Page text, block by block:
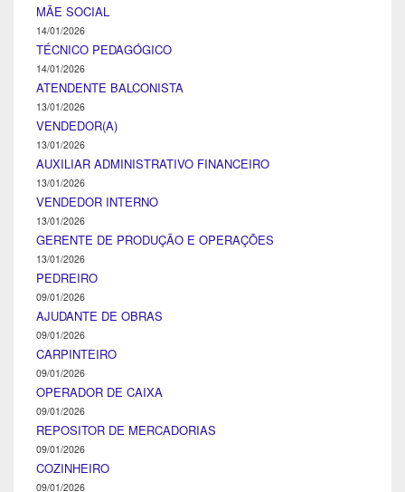
MÃE SOCIAL
14/01/2026
TÉCNICO PEDAGÓGICO
14/01/2026
ATENDENTE BALCONISTA
13/01/2026
VENDEDOR(A)
13/01/2026
AUXILIAR ADMINISTRATIVO FINANCEIRO
13/01/2026
VENDEDOR INTERNO
13/01/2026
GERENTE DE PRODUÇÃO E OPERAÇÕES
13/01/2026
PEDREIRO
09/01/2026
AJUDANTE DE OBRAS
09/01/2026
CARPINTEIRO
09/01/2026
OPERADOR DE CAIXA
09/01/2026
REPOSITOR DE MERCADORIAS
09/01/2026
COZINHEIRO
09/01/2026